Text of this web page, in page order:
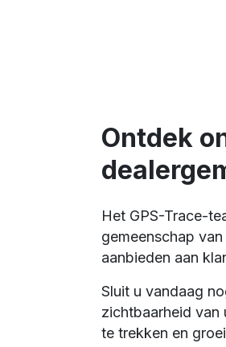
Ontdek
Het GPS-Trace-
gemeenschap
aanbieden aan
Sluit u vandaag
zichtbaarheid van
te trekken en